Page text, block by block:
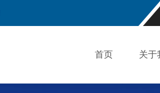
首页 关于